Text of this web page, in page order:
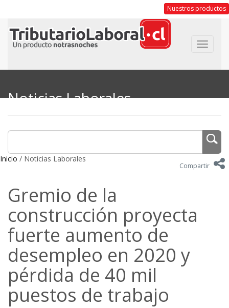
Nuestros productos
Toggle
Noticias Laborales
Inicio / Noticias Laborales
Compartir
Gremio de la
construcción proyecta
fuerte aumento de
desempleo en 2020 y
pérdida de 40 mil
puestos de trabajo